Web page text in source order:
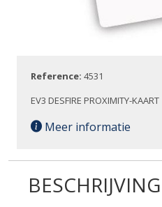
Reference: 4531
EV3 DESFIRE PROXIMITY-KAART
Meer informatie
BESCHRIJVING